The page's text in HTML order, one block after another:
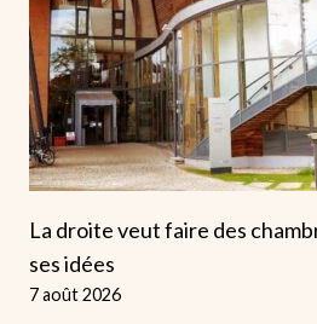
La droite veut faire des
ses idées
7 août 2026